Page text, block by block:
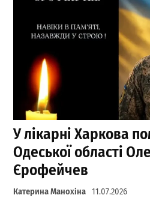
У лікарні Харкова
Одеської області
Єрофейчев
Катерина Манохіна 11.07.2026